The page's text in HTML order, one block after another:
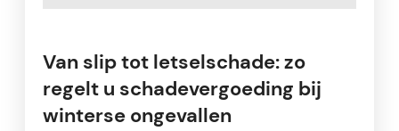
Van slip tot letselschade: zo
regelt u schadevergoeding bij
winterse ongevallen